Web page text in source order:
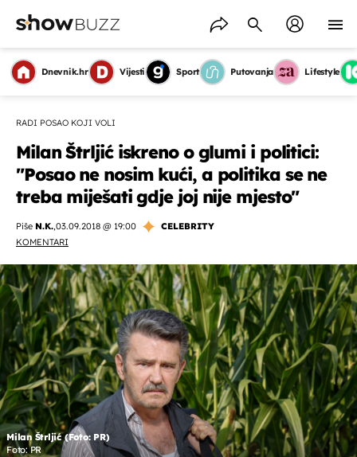
Dnevnik.hr Vijesti Sport Putovanja Lifestyle
RADI POSAO KOJI VOLI
Milan Štrljić iskreno o glumi i politici:
"Posao ne nosim kući, a politika se ne
treba miješati gdje joj nije mjesto"
Piše N.K.,03.09.2018 @ 19:00
CELEBRITY
KOMENTARI
Milan Štrljić (Foto: PR)
Foto: PR
OMOGUĆI OBAVIJESTI